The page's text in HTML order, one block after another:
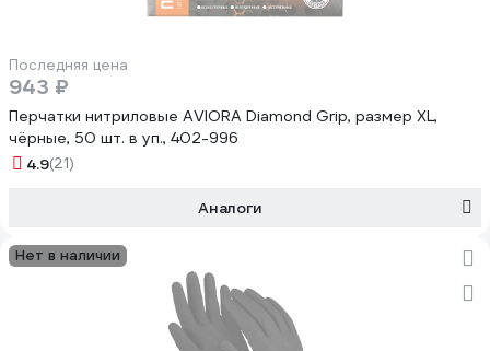
Последняя цена
943 ₽
Перчатки нитриловые AVIORA Diamond Grip, размер XL,
чёрные, 50 шт. в уп., 402-996
4.9(21)
Аналоги
Нет в наличии